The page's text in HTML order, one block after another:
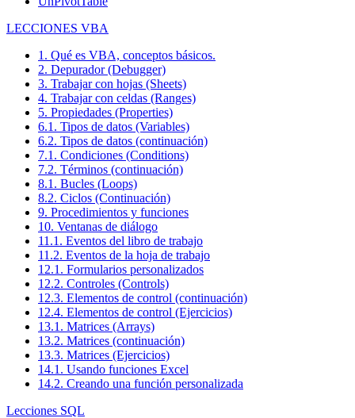
LECCIONES VBA
1. Qué es VBA, conceptos básicos.
2. Depurador (Debugger)
3. Trabajar con hojas (Sheets)
4. Trabajar con celdas (Ranges)
5. Propiedades (Properties)
6.1. Tipos de datos (Variables)
6.2. Tipos de datos (continuación)
7.1. Condiciones (Conditions)
7.2. Términos (continuación)
8.1. Bucles (Loops)
8.2. Ciclos (Continuación)
9. Procedimientos y funciones
10. Ventanas de diálogo
11.1. Eventos del libro de trabajo
11.2. Eventos de la hoja de trabajo
12.1. Formularios personalizados
12.2. Controles (Controls)
12.3. Elementos de control (continuación)
12.4. Elementos de control (Ejercicios)
13.1. Matrices (Arrays)
13.2. Matrices (continuación)
13.3. Matrices (Ejercicios)
14.1. Usando funciones Excel
14.2. Creando una función personalizada
Lecciones SQL